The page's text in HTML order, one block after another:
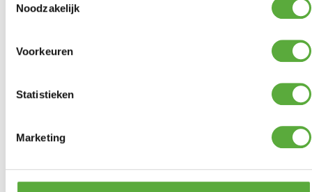
Noodzakelijk
Voorkeuren
Statistieken
Marketing